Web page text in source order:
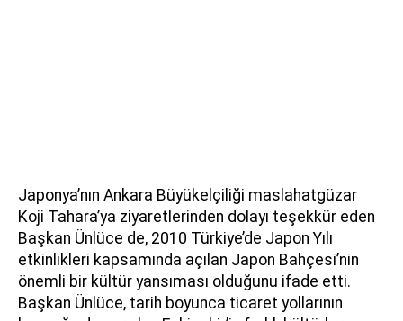
Japonya’nın Ankara Büyükelçiliği maslahatgüzar
Koji Tahara’ya ziyaretlerinden dolayı teşekkür eden
Başkan Ünlüce de, 2010 Türkiye’de Japon Yılı
etkinlikleri kapsamında açılan Japon Bahçesi’nin
önemli bir kültür yansıması olduğunu ifade etti.
Başkan Ünlüce, tarih boyunca ticaret yollarının